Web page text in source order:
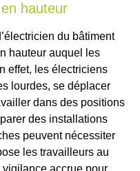
hauteur
du bâtiment
hauteur auquel les
effet, les électriciens
lourdes, se déplacer
dans des positions
des installations
peuvent nécessiter
les travailleurs au